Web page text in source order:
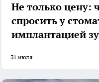
Не только цену:
спросить у
имплантацией
31 июля